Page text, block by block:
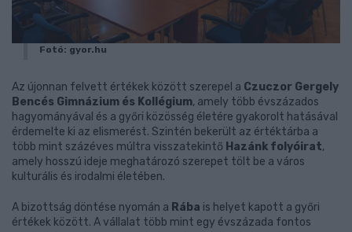
Fotó: gyor.hu
Az újonnan felvett értékek között szerepel a Czuczor Gergely
Bencés Gimnázium és Kollégium, amely több évszázados
hagyományával és a győri közösség életére gyakorolt hatásával
érdemelte ki az elismerést. Szintén bekerült az értéktárba a
több mint százéves múltra visszatekintő Hazánk folyóirat,
amely hosszú ideje meghatározó szerepet tölt be a város
kulturális és irodalmi életében.
A bizottság döntése nyomán a Rába is helyet kapott a győri
értékek között. A vállalat több mint egy évszázada fontos